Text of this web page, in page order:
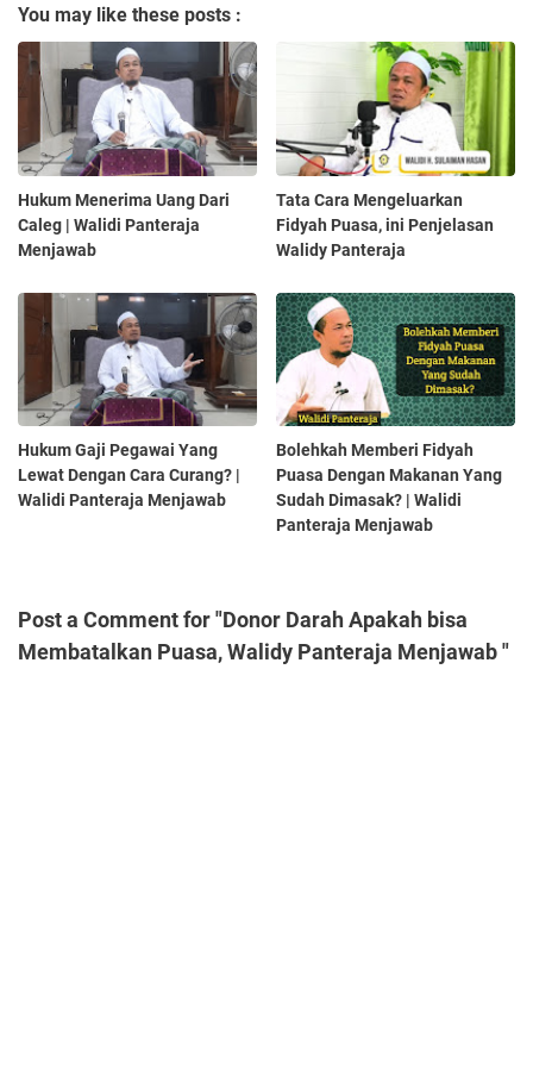
You may like these posts :
Hukum Menerima Uang Dari
Caleg | Walidi Panteraja
Menjawab
Tata Cara Mengeluarkan
Fidyah Puasa, ini Penjelasan
Walidy Panteraja
Hukum Gaji Pegawai Yang
Lewat Dengan Cara Curang? |
Walidi Panteraja Menjawab
Bolehkah Memberi Fidyah
Puasa Dengan Makanan Yang
Sudah Dimasak? | Walidi
Panteraja Menjawab
Post a Comment for "Donor Darah Apakah bisa
Membatalkan Puasa, Walidy Panteraja Menjawab "